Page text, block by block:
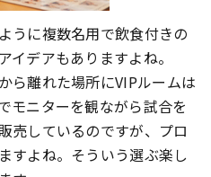
うに複数名用で飲食付きの
イデアもありますよね。
ら離れた場所にVIPルームは
モニターを観ながら試合を
売しているのですが、プロ
すよね。そういう選ぶ楽し